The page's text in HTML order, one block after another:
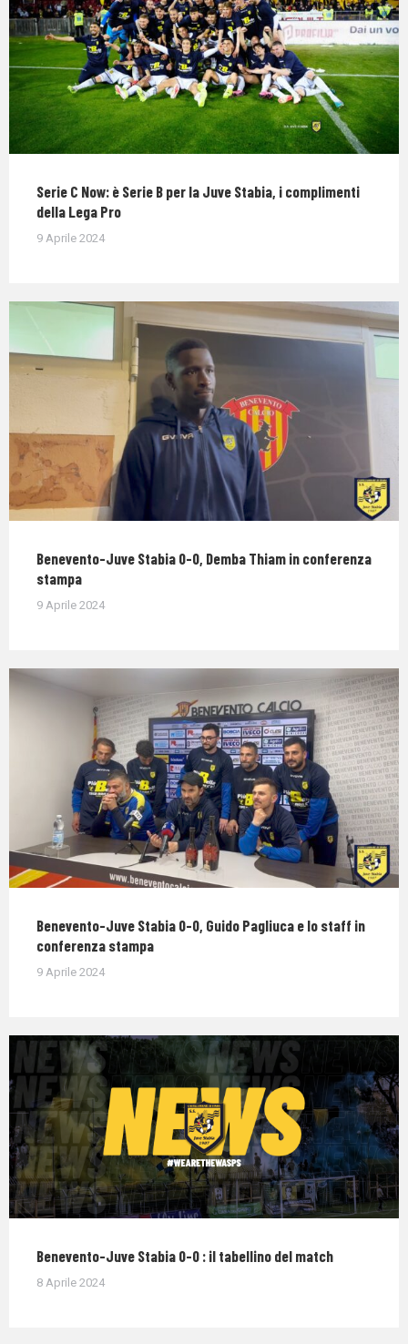
Serie C Now: è Serie B per la Juve Stabia, i complimenti
della Lega Pro
9 Aprile 2024
Benevento-Juve Stabia 0-0, Demba Thiam in conferenza
stampa
9 Aprile 2024
Benevento-Juve Stabia 0-0, Guido Pagliuca e lo staff in
conferenza stampa
9 Aprile 2024
Benevento-Juve Stabia 0-0 : il tabellino del match
8 Aprile 2024